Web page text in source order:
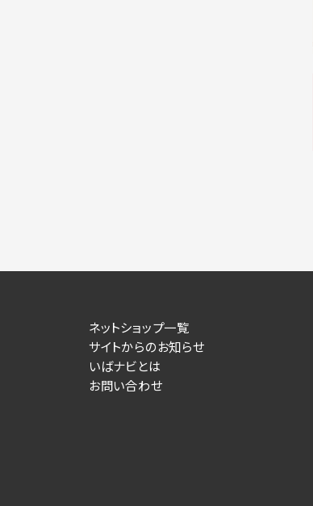
ネットショップ一覧
サイトからのお知らせ
いばナビとは
お問い合わせ